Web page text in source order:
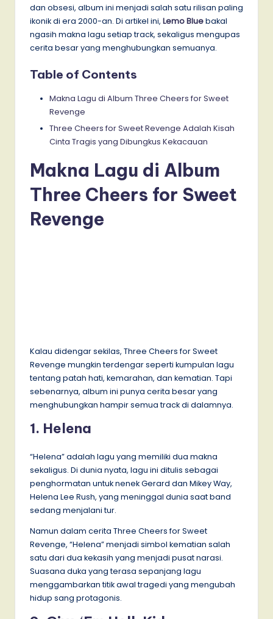
dan obsesi, album ini menjadi salah satu rilisan paling
ikonik di era 2000-an. Di artikel ini, Lemo Bluebakal
ngasih makna lagu setiap track, sekaligus mengupas
cerita besar yang menghubungkan semuanya.
Table of Contents
Makna Lagu di Album Three Cheers for Sweet
Revenge
Three Cheers for Sweet Revenge Adalah Kisah
Cinta Tragis yang Dibungkus Kekacauan
Makna Lagu di Album
Three Cheers for Sweet
Revenge
Kalau didengar sekilas, Three Cheers for Sweet
Revenge mungkin terdengar seperti kumpulan lagu
tentang patah hati, kemarahan, dan kematian. Tapi
sebenarnya, album ini punya cerita besar yang
menghubungkan hampir semua track di dalamnya.
1. Helena
“Helena” adalah lagu yang memiliki dua makna
sekaligus. Di dunia nyata, lagu ini ditulis sebagai
penghormatan untuk nenek Gerard dan Mikey Way,
Helena Lee Rush, yang meninggal dunia saat band
sedang menjalani tur.
Namun dalam cerita Three Cheers for Sweet
Revenge, “Helena” menjadi simbol kematian salah
satu dari dua kekasih yang menjadi pusat narasi.
Suasana duka yang terasa sepanjang lagu
menggambarkan titik awal tragedi yang mengubah
hidup sang protagonis.